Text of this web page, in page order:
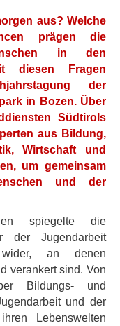
aus? Welche
prägen die
in den
diesen Fragen
der
in Bozen. Über
Südtirols
aus Bildung,
Wirtschaft und
um gemeinsam
und der
spiegelte die
der Jugendarbeit
an denen
verankert sind. Von
Bildungs- und
und der
Lebenswelten